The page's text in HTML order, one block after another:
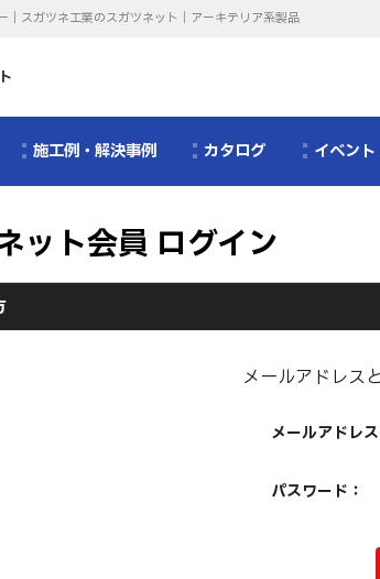
｜スガツネ工業のスガツネット｜アーキテリア系製品
施工例・解決事例 カタログ イベン
ット会員 ログイン
メールアドレス
メールアドレス
パスワード：